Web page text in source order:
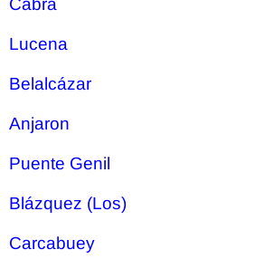
Cabra
Lucena
Belalcázar
Anjaron
Puente Genil
Blázquez (Los)
Carcabuey